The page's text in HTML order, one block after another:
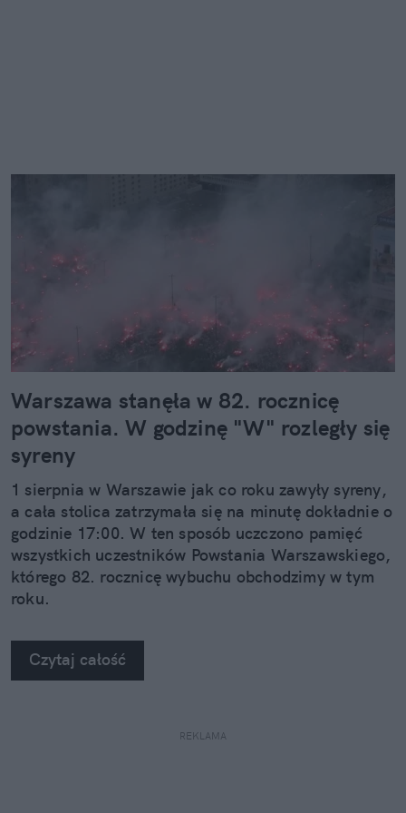
Warszawa stanęła w 82. rocznicę
powstania. W godzinę "W" rozległy się
syreny
1 sierpnia w Warszawie jak co roku zawyły syreny,
a cała stolica zatrzymała się na minutę dokładnie o
godzinie 17:00. W ten sposób uczczono pamięć
wszystkich uczestników Powstania Warszawskiego,
którego 82. rocznicę wybuchu obchodzimy w tym
roku.
Czytaj całość
REKLAMA